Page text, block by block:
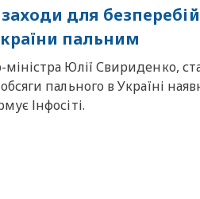
для
пальним
міністра Юлії Свириденко,
пального в Україні
Інфосіті.